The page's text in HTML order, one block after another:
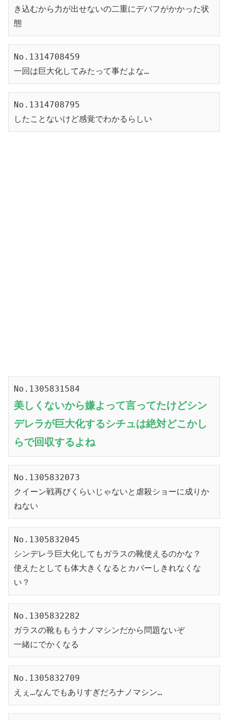
き込むから力が出せないの二重にデバフがかかった状
態
No.1314708459
一回は巨大化してみたって事だよな…
No.1314708795
したことないけど感覚でわかるらしい
No.1305831584
美しくないから嫌よって言ってたけどシン
デレラが巨大化するシチュは絶対どこかし
らで回収するよね
No.1305832073
クイーン戦再びくらいじゃないと虐殺ショーに成りか
ねない
No.1305832045
シンデレラ巨大化してもガラスの靴使えるのかな？
使えたとしても体大きくなるとカバーしきれなくな
い？
No.1305832282
ガラスの靴ももうナノマシンだから問題ないぞ
一緒にでかくなる
No.1305832709
えぇ…なんでもありすぎだろナノマシン…